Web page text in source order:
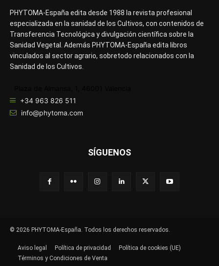
PHYTOMA-España edita desde 1988 la revista profesional
especializada en la sanidad de los Cultivos, con contenidos de
Transferencia Tecnológica y divulgación científica sobre la
Sanidad Vegetal. Además PHYTOMA-España edita libros
vinculados al sector agrario, sobretodo relacionados con la
Sanidad de los Cultivos.
+34 963 826 511
info@phytoma.com
SÍGUENOS
© 2026 PHYTOMA-España. Todos los derechos reservados.
Aviso legal Política de privacidad
Política de cookies (UE)
Términos y Condiciones de Venta